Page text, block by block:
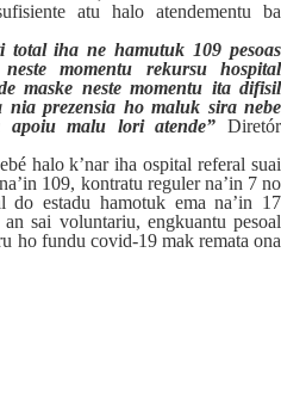
atu halo atendementu ba
iha ne hamutuk 109 pesoas
momentu rekursu hospital
maske neste momentu ita difisil
prezensia ho maluk sira nebe
malu lori atende” Diretór
halo k’nar iha ospital referal suai
109, kontratu reguler na’in 7 no
do estadu hamotuk ema na’in 17
sai voluntariu, engkuantu pesoal
ho fundu covid-19 mak remata ona